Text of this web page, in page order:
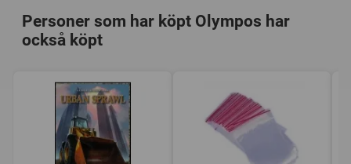
Kategori: Antiken, Civilisation, Mytologi,
Områdeskontroll
Länkar: Tillverkarens hemsida
BoardGameGeek
Försälj. rank: 4385/18137
Personer som har köpt Olympos har
också köpt